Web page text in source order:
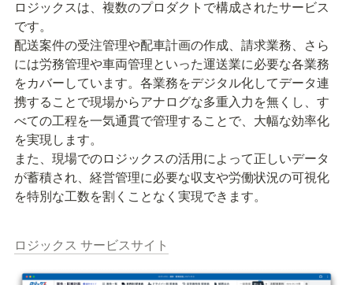
ロジックスは、複数のプロダクトで構成されたサービス
です。
配送案件の受注管理や配車計画の作成、請求業務、さら
には労務管理や車両管理といった運送業に必要な各業務
をカバーしています。各業務をデジタル化してデータ連
携することで現場からアナログな多重入力を無くし、す
べての工程を一気通貫で管理することで、大幅な効率化
を実現します。
また、現場でのロジックスの活用によって正しいデータ
が蓄積され、経営管理に必要な収支や労働状況の可視化
を特別な工数を割くことなく実現できます。
ロジックス サービスサイト